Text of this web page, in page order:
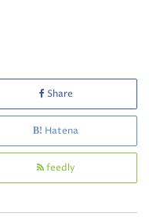
Share
Hatena
feedly